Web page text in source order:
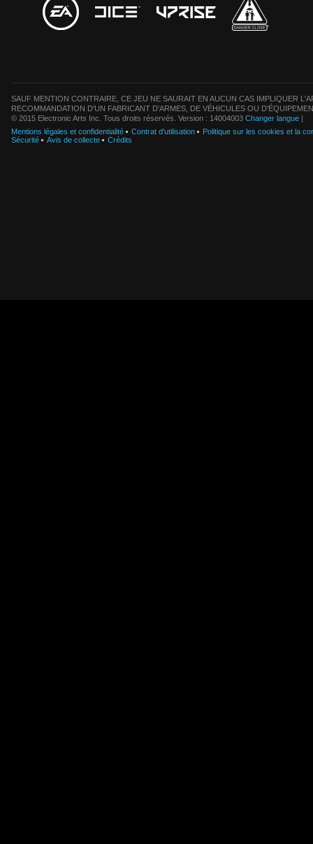
SAUF MENTION CONTRAIRE, CE JEU NE SAURAIT EN AUCUN CAS IMPLIQUER
RECOMMANDATION D'UN FABRICANT D'ARMES, DE VÉHICULES OU
© 2015 Electronic Arts Inc. Tous droits réservés. Version : 14004003 Changer langue |
Mentions légales et confidentialité
Contrat d'utilisation
Politique sur les cookies et la
Sécurité
Avis de collecte Crédits